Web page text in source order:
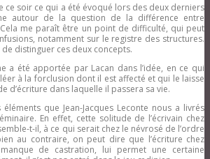
ce soir ce qui a été évoqué lors des deux derniers
autour de la question de la différence entre
me paraît être un point de difficulté, qui peut
notamment sur le registre des structures.
de distinguer ces deux concepts.
a été apportée par Lacan dans l’idée, en ce qui
à la forclusion dont il est affecté et qui le laisse
d’écriture dans laquelle il passera sa vie.
que Jean-Jacques Leconte nous a livrés
En effet, cette solitude de l’écrivain chez
­t-il, à ce qui serait chez le névrosé de l’ordre
au contraire, on peut dire que l’écriture chez
de castration, lui permet une certaine